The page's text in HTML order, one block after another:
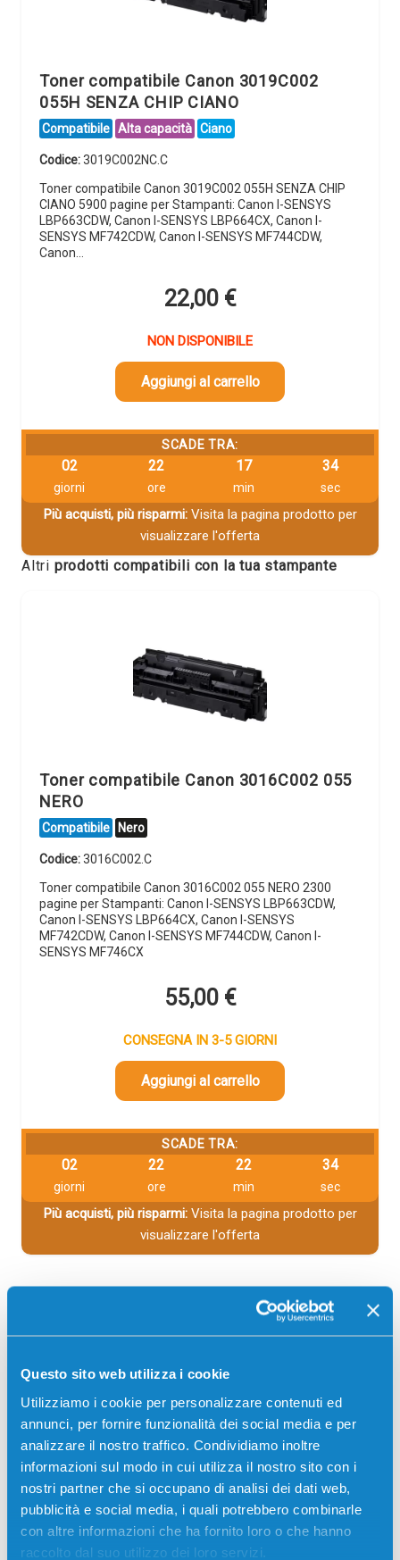
Questo sito web utilizza i cookie
Utilizziamo i cookie per personalizzare contenuti ed
annunci, per fornire funzionalità dei social media e per
analizzare il nostro traffico. Condividiamo inoltre
informazioni sul modo in cui utilizza il nostro sito con i
nostri partner che si occupano di analisi dei dati web,
pubblicità e social media, i quali potrebbero combinarle
con altre informazioni che ha fornito loro o che hanno
raccolto dal suo utilizzo dei loro servizi.
Toner compatibile Canon 3019C002
055H SENZA CHIP CIANO
Compatibile Alta capacità Ciano
Codice:3019C002NC.C
Toner compatibile Canon 3019C002 055H SENZA CHIP
CIANO 5900 pagine per Stampanti: Canon I-SENSYS
LBP663CDW, Canon I-SENSYS LBP664CX, Canon I-
SENSYS MF742CDW, Canon I-SENSYS MF744CDW,
Canon…
22,00 €
NON DISPONIBILE
Aggiungi al carrello
SCADE TRA:
02
giorni
22
ore
17
min
33
sec
Più acquisti, più risparmi:Visita la pagina prodotto per
visualizzare l'offerta
Altri prodotti compatibili con la tua stampante
Toner compatibile Canon 3016C002 055
NERO
Compatibile Nero
Codice:3016C002.C
Toner compatibile Canon 3016C002 055 NERO 2300
pagine per Stampanti: Canon I-SENSYS LBP663CDW,
Canon I-SENSYS LBP664CX, Canon I-SENSYS
MF742CDW, Canon I-SENSYS MF744CDW, Canon I-
SENSYS MF746CX
55,00 €
CONSEGNA IN 3-5 GIORNI
Aggiungi al carrello
SCADE TRA:
02
giorni
22
ore
22
min
33
sec
Più acquisti, più risparmi:Visita la pagina prodotto per
visualizzare l'offerta
Toner compatibile Canon 3014C002 055
MAGENTA
Compatibile Magenta